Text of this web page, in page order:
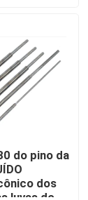
do pino da
dos